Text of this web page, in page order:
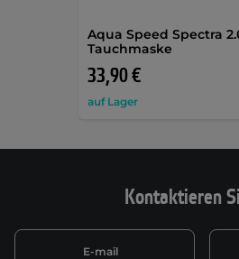
Aqua Speed Spectra
Tauchmaske
33,90 €
auf Lager
Kontaktieren
E-mail